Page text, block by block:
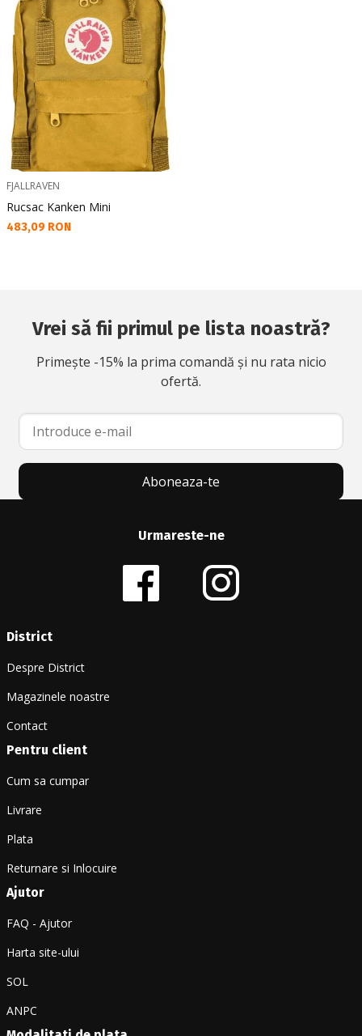
FJALLRAVEN
Rucsac Kanken Mini
Текуща цена:
483,09 RON
Vrei să fii primul pe lista noastră?
Primește -15% la prima comandă și nu rata nicio
ofertă.
Aboneaza-te
Urmareste-ne
District
Despre District
Magazinele noastre
Contact
Pentru client
Cum sa cumpar
Livrare
Plata
Returnare si Inlocuire
Ajutor
FAQ - Ajutor
Harta site-ului
SOL
ANPC